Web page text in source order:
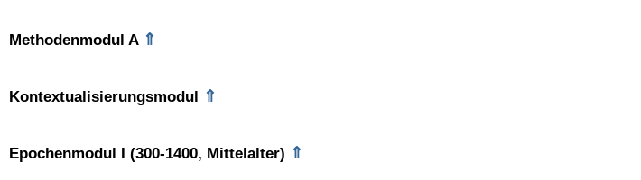
Methodenmodul A ⇑
Kontextualisierungsmodul ⇑
Epochenmodul I (300-1400, Mittelalter) ⇑